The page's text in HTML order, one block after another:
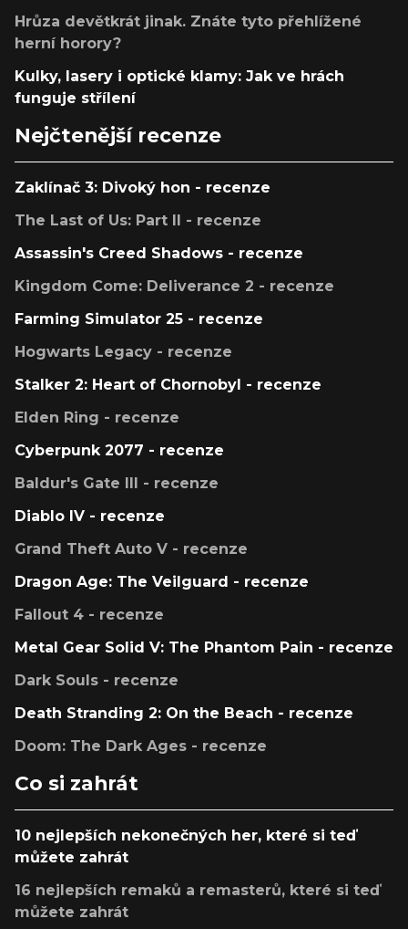
Hrůza devětkrát jinak. Znáte tyto přehlížené
herní horory?
Kulky, lasery i optické klamy: Jak ve hrách
funguje střílení
Nejčtenější recenze
Zaklínač 3: Divoký hon - recenze
The Last of Us: Part II - recenze
Assassin's Creed Shadows - recenze
Kingdom Come: Deliverance 2 - recenze
Farming Simulator 25 - recenze
Hogwarts Legacy - recenze
Stalker 2: Heart of Chornobyl - recenze
Elden Ring - recenze
Cyberpunk 2077 - recenze
Baldur's Gate III - recenze
Diablo IV - recenze
Grand Theft Auto V - recenze
Dragon Age: The Veilguard - recenze
Fallout 4 - recenze
Metal Gear Solid V: The Phantom Pain - recenze
Dark Souls - recenze
Death Stranding 2: On the Beach - recenze
Doom: The Dark Ages - recenze
Co si zahrát
10 nejlepších nekonečných her, které si teď
můžete zahrát
16 nejlepších remaků a remasterů, které si teď
můžete zahrát